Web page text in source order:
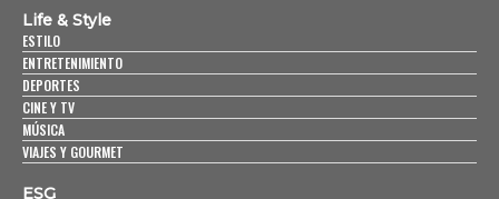
Life & Style
ESTILO
ENTRETENIMIENTO
DEPORTES
CINE Y TV
MÚSICA
VIAJES Y GOURMET
ESG